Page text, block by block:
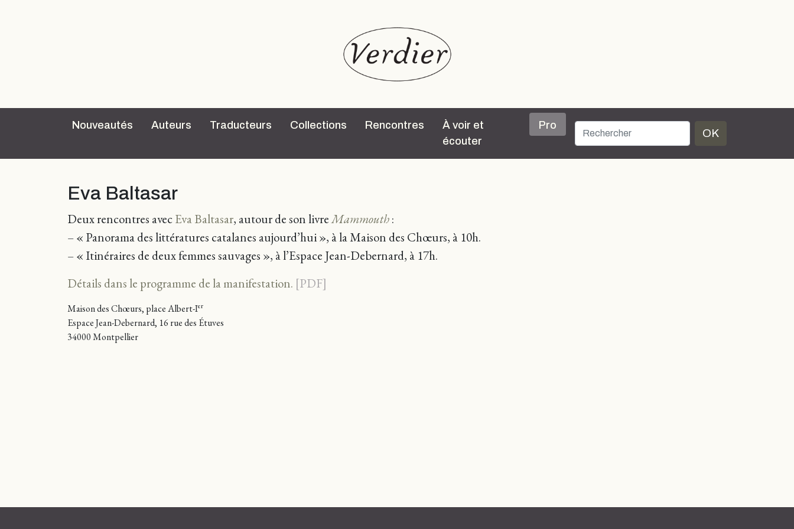
Nouveautés Auteurs Traducteurs Collections Rencontres
À voir et
écouter
Pro
OK
Eva Baltasar
Deux rencontres avecEva Baltasar, autour de son livreMammouth:
– « Panorama des littératures catalanes aujourd’hui », à la Maison des Chœurs, à 10h.
– « Itinéraires de deux femmes sauvages », à l’Espace Jean-Debernard, à 17h.
Détails dans le programme de la manifestation.
Maison des Chœurs, place Albert-Ier
Espace Jean-Debernard, 16 rue des Étuves
34000 Montpellier